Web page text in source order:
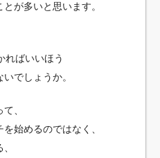
が多いと思います。
ればいいほう
でしょうか。
、
始めるのではなく、